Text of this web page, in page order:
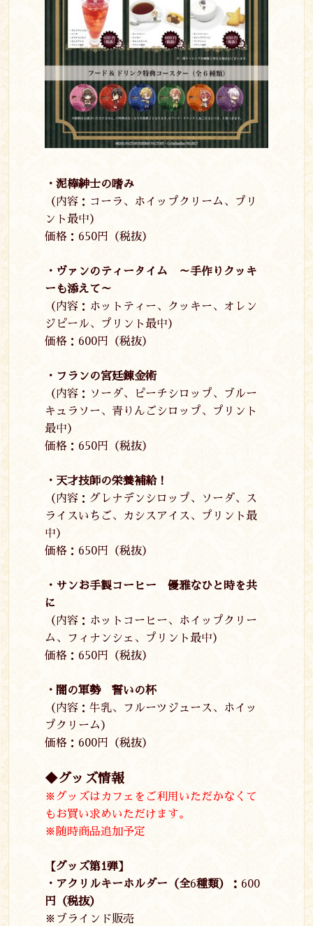
・泥棒紳士の嗜み
（内容：コーラ、ホイップクリーム、プリ
ント最中）
価格： 650円（税抜）
・ヴァンのティータイム ～手作りクッキ
ーも添えて～
（内容：ホットティー、クッキー、オレン
ジピール、プリント最中）
価格： 600円（税抜）
・フランの宮廷錬金術
（内容：ソーダ、ピーチシロップ、ブルー
キュラソー、青りんごシロップ、プリント
最中）
価格： 650円（税抜）
・天才技師の栄養補給！
（内容：グレナデンシロップ、ソーダ、ス
ライスいちご、カシスアイス、プリント最
中）
価格： 650円（税抜）
・サンお手製コーヒー 優雅なひと時を共
に
（内容：ホットコーヒー、ホイップクリー
ム、フィナンシェ、プリント最中）
価格： 650円（税抜）
・闇の軍勢 誓いの杯
（内容：牛乳、フルーツジュース、ホイッ
プクリーム）
価格： 600円（税抜）
◆グッズ情報
※グッズはカフェをご利用いただかなくて
もお買い求めいただけます。
※随時商品追加予定
【グッズ第1弾】
・アクリルキーホルダー（全6種類）： 600
円（税抜）
※ブラインド販売